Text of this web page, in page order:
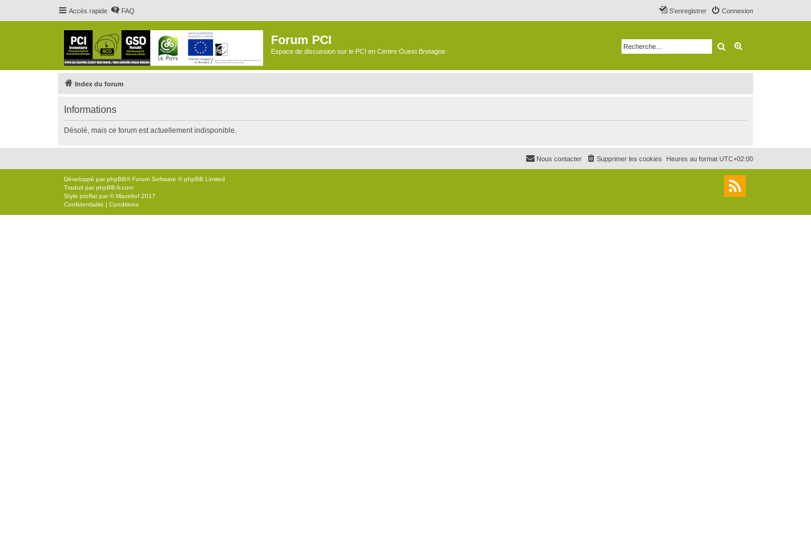
Accès rapide FAQ Connexion
S’enregistrer
Forum PCI
Espace de discussion sur le PCI en Centre Ouest Bretagne Rechercher
Index du forum
Informations
Désolé, mais ce forum est actuellement indisponible.
Heures au format UTC+02:00
Supprimer les cookies
Nous contacter
Développé parphpBB® Forum Software © phpBB Limited
Traduit parphpBB-fr.com
Style proflat par ©Mazeltof 2017
Confidentialité | Conditions